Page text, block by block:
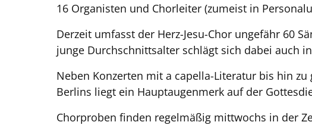
16 Organisten und Chorleiter (zumeist in
Derzeit umfasst der Herz-Jesu-Chor ungefähr 60
junge Durchschnittsalter schlägt sich dabei auch
Neben Konzerten mit a capella-Literatur bis hin
Berlins liegt ein Hauptaugenmerk auf der
Chorproben finden regelmäßig mittwochs in der